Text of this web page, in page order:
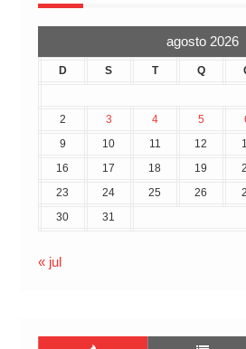
agosto 2026
D S T Q
2
3 4 5
9
10 11 12
16
17 18 19
23
24 25 26
30
31
« jul